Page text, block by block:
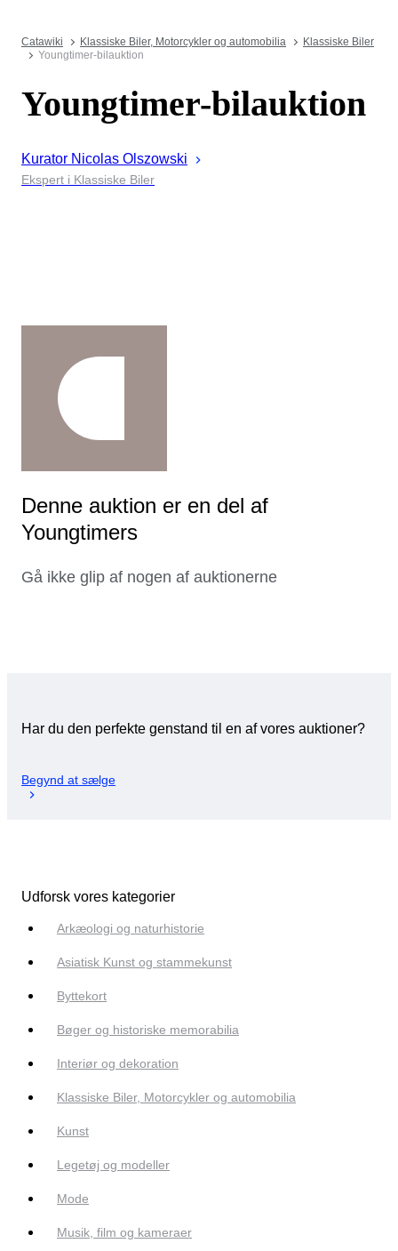
Catawiki Klassiske Biler, Motorcykler og automobilia
Klassiske Biler
Youngtimer-bilauktion
Youngtimer-bilauktion
Kurator Nicolas Olszowski
Ekspert i Klassiske Biler
Denne auktion er en del af
Youngtimers
Gå ikke glip af nogen af auktionerne
Har du den perfekte genstand til en af vores auktioner?
Begynd at sælge
Udforsk vores kategorier
Arkæologi og naturhistorie
Asiatisk Kunst og stammekunst
Byttekort
Bøger og historiske memorabilia
Interiør og dekoration
Klassiske Biler, Motorcykler og automobilia
Kunst
Legetøj og modeller
Mode
Musik, film og kameraer